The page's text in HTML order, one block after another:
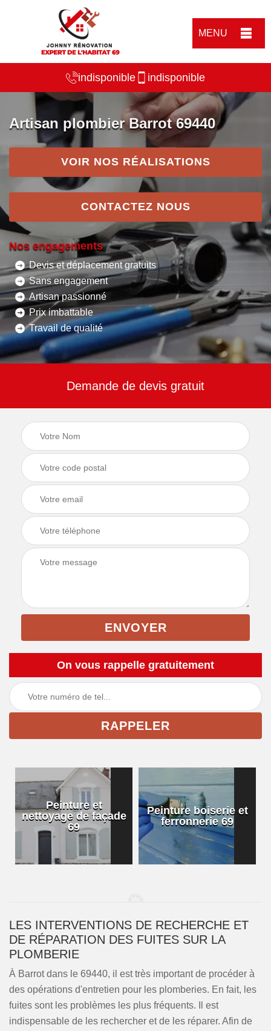
MENU
indisponible indisponible
Artisan plombier Barrot 69440
VOIR NOS RÉALISATIONS
CONTACTEZ NOUS
Nos engagements
Devis et déplacement gratuits
Sans engagement
Artisan passionné
Prix imbattable
Travail de qualité
Demande de devis gratuit
On vous rappelle gratuitement
Peinture et
nettoyage de façade
69
Peinture boiserie et
ferronnerie 69
LES INTERVENTIONS DE RECHERCHE ET
DE RÉPARATION DES FUITES SUR LA
PLOMBERIE
À Barrot dans le 69440, il est très important de procéder à
des opérations d'entretien pour les plomberies. En fait, les
fuites sont les problèmes les plus fréquents. Il est
indispensable de les rechercher et de les réparer. Afin de